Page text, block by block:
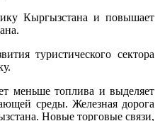
Кыргызстана и повышает
туристического сектора
меньше топлива и выделяет
среды. Железная дорога
Новые торговые связи,